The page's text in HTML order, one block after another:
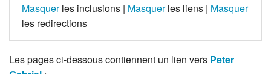
Masquerles inclusions | Masquerles liens | Masquer
les redirections
Les pages ci-dessous contiennent un lien vers Peter